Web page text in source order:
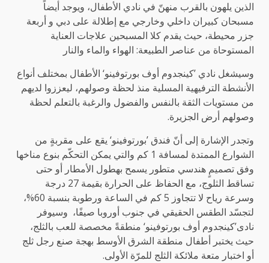
الذين يلهون بالقرب منهنّ في نادي الأطفال، ويوجد أيضاً
مسبحان كبيران داخلي وخارجي مع إطلالة على دبي و أربعة
جزر محيطة، حيث يقدم كلا المسبحين علاجات العناية
المستوحاة من عناصر الطبيعة: الهواء والماء والنار
وسيشغل نادي ’كينجدوم أوف بورتوفينو‘ الأطفال بمختلف أنواع
الأنشطة الترفيهية المسلية منذ لحظة وصولهم، ليعززوا لديهم
من مستويات الثقة بالنفس والفضول والرغبة بالتعلم لحظة
وصولهم أرض الجزيرة.
وتجدر الإشارة إلى أنّ فندق ’بورتوفينو‘ يقع على مقربةٍ من
الشوارع الممتدة لمسافة 1 كم والتي يمكن التحكّم بنوع مناخها
وفق تصميمٍ هندسي متطور يسمح بهطول الأمطار أو حتى
تساقط الثلوج، مع الحفاظ على الحرارة بقيمة 27 درجة
وسرعة رياح لا تتجاوز 5 كم في الساعة ورطوبة بنسبة 60%،
لتجسّد الطقس الحقيقي في جنوب أوروبا صيفًا، وسيوفر
نادى’كينجدوم أوف بورتوفينو‘ منطقةً مخصصة للعب بالثلج،
حيث يختبر أطفال منطقة الشرق الأوسط بهجة صنع رجل ثلج
أو اختبار متعة ملائكة الثلج للمرّة الأولى.